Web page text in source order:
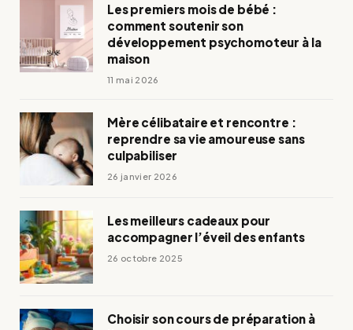
Les premiers mois de bébé :
comment soutenir son
développement psychomoteur à la
maison
11 mai 2026
Mère célibataire et rencontre :
reprendre sa vie amoureuse sans
culpabiliser
26 janvier 2026
Les meilleurs cadeaux pour
accompagner l’éveil des enfants
26 octobre 2025
Choisir son cours de préparation à